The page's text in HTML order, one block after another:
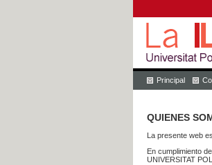
Principal
QUIENES
La presente web
En cumplimiento
UNIVERSITAT